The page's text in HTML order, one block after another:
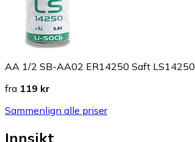
AA 1/2 SB-AA02 ER14250 Saft LS14250
fra 119 kr
Sammenlign alle priser
Innsikt